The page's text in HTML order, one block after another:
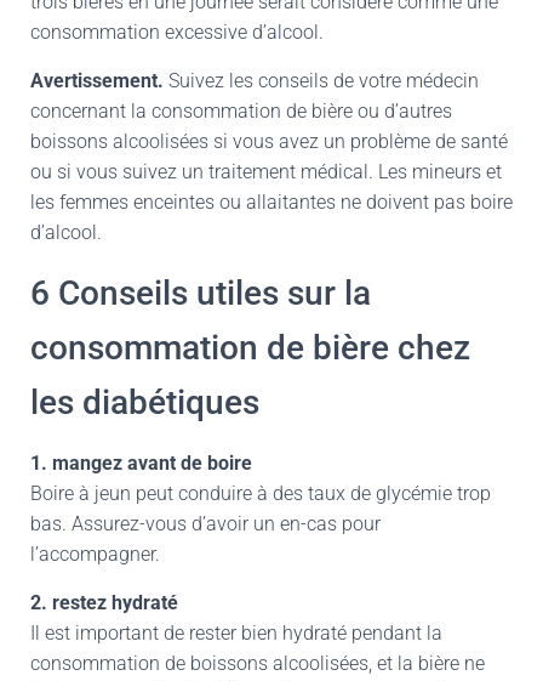
consommation excessive d’alcool.
Avertissement. Suivez les conseils de votre médecin
concernant la consommation de bière ou d’autres
boissons alcoolisées si vous avez un problème de santé
ou si vous suivez un traitement médical. Les mineurs et
les femmes enceintes ou allaitantes ne doivent pas boire
d’alcool.
6 Conseils utiles sur la
consommation de bière chez
les diabétiques
1. mangez avant de boire
Boire à jeun peut conduire à des taux de glycémie trop
bas. Assurez-vous d’avoir un en-cas pour
l’accompagner.
2. restez hydraté
Il est important de rester bien hydraté pendant la
consommation de boissons alcoolisées, et la bière ne